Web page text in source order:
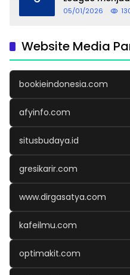
05/01/2026
Website Media
bookieindonesia.com
afyinfo.com
situsbudaya.id
gresikarir.com
www.dirgasatya.com
kafeilmu.com
optimakit.com